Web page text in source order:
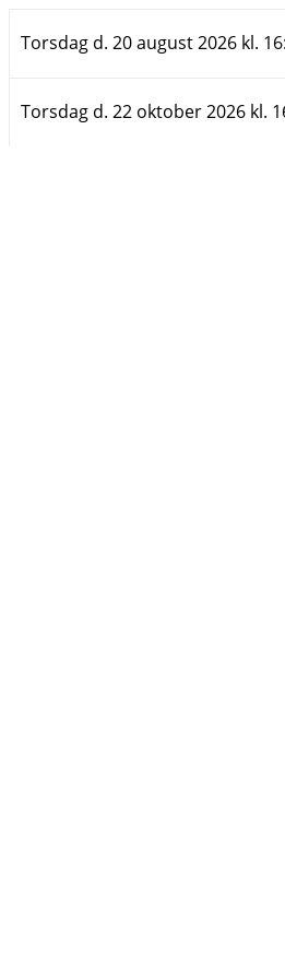
Torsdag d. 20 august 2026 kl.
Torsdag d. 22 oktober 2026 kl.